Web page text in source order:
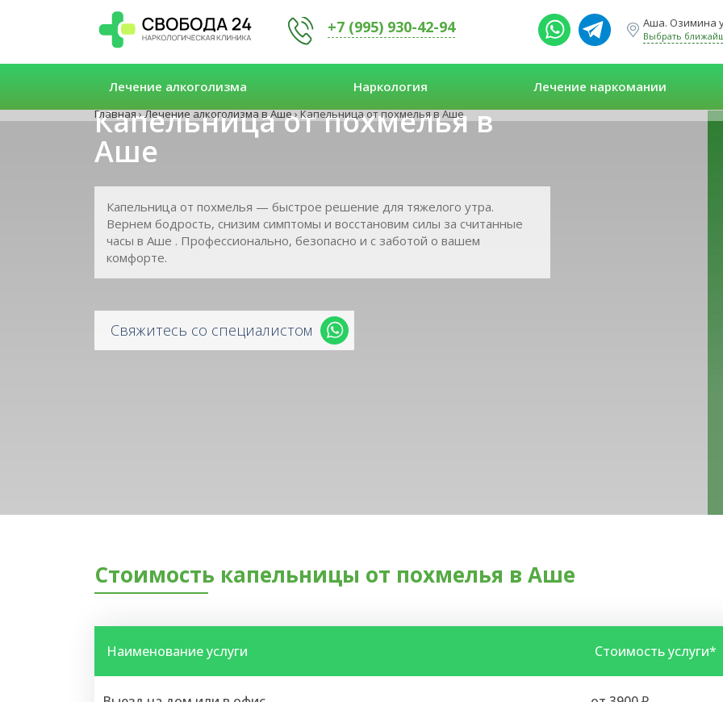
+7 (995) 930-42-94 Аша. Озимина
Выбрать
Лечение алкоголизма Наркология Лечение наркомании
Главная›Лечение алкоголизма в Аше›Капельница от похмелья в Аше
Капельница от похмелья в
Аше
Капельница от похмелья — быстрое решение для тяжелого утра.
Вернем бодрость, снизим симптомы и восстановим силы за считанные
часы в Аше . Профессионально, безопасно и с заботой о вашем
комфорте.
Свяжитесь со специалистом
Стоимость капельницы от похмелья в Аше
Наименование услуги Стоимость услуги*